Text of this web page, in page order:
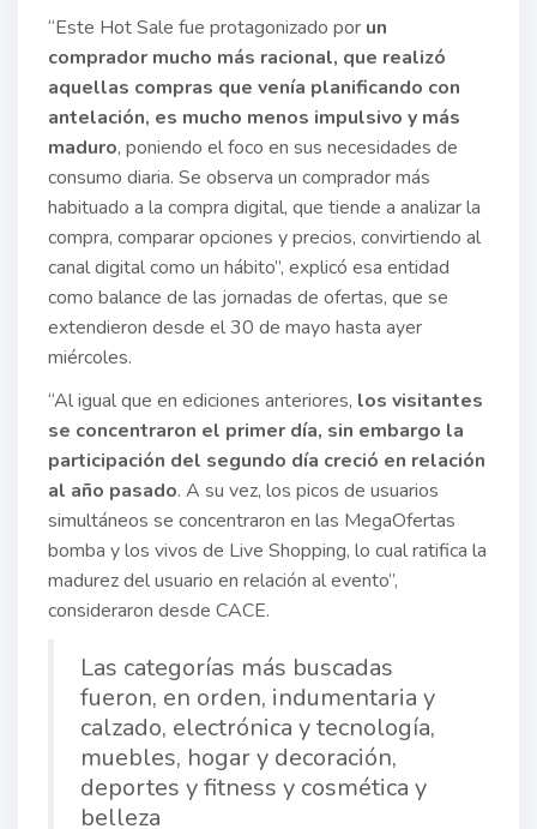
“Este Hot Sale fue protagonizado por un
comprador mucho más racional, que realizó
aquellas compras que venía planificando con
antelación, es mucho menos impulsivo y más
maduro, poniendo el foco en sus necesidades de
consumo diaria. Se observa un comprador más
habituado a la compra digital, que tiende a analizar la
compra, comparar opciones y precios, convirtiendo al
canal digital como un hábito”, explicó esa entidad
como balance de las jornadas de ofertas, que se
extendieron desde el 30 de mayo hasta ayer
miércoles.
“Al igual que en ediciones anteriores, los visitantes
se concentraron el primer día, sin embargo la
participación del segundo día creció en relación
al año pasado. A su vez, los picos de usuarios
simultáneos se concentraron en las MegaOfertas
bomba y los vivos de Live Shopping, lo cual ratifica la
madurez del usuario en relación al evento”,
consideraron desde CACE.
Las categorías más buscadas
fueron, en orden, indumentaria y
calzado, electrónica y tecnología,
muebles, hogar y decoración,
deportes y fitness y cosmética y
belleza